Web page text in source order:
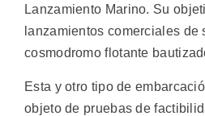
Lanzamiento Marino. Su
lanzamientos comerciales de
cosmodromo flotante
Esta y otro tipo de
objeto de pruebas de